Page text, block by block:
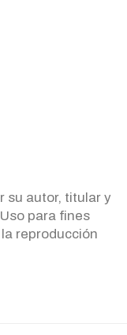
su autor, titular y
para fines
reproducción